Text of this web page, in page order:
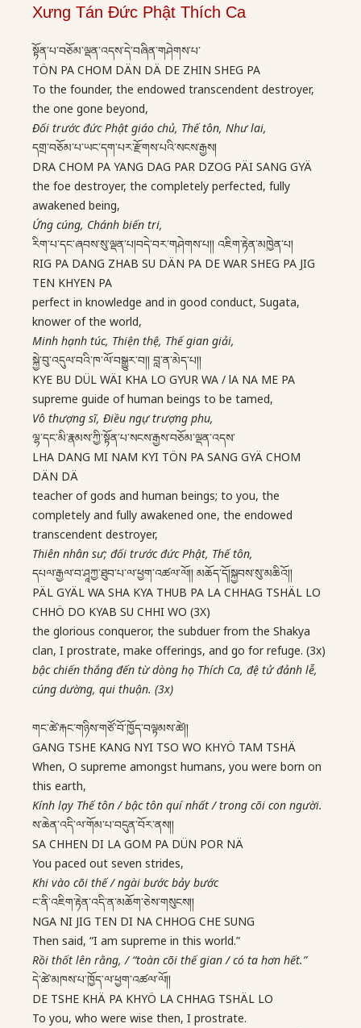
Xưng Tán Đức Phật Thích Ca
སྟོན་པ་བཅོམ་ལྡན་འདས་དེ་བཞིན་གཤེགས་པ་
TÖN PA CHOM DÄN DÄ DE ZHIN SHEG PA
To the founder, the endowed transcendent destroyer,
the one gone beyond,
Đối trước đức Phật giáo chủ, Thế tôn, Như lai,
དགྲ་བཅོམ་པ་ཡང་དག་པར་རྫོགས་པའི་སངས་རྒྱས།
DRA CHOM PA YANG DAG PAR DZOG PÄI SANG GYÄ
the foe destroyer, the completely perfected, fully
awakened being,
Ứng cúng, Chánh biến tri,
རིག་པ་དང་ཞབས་སུ་ལྡན་པ།བདེ་བར་གཤེགས་པ།། འཇིག་རྟེན་མཁྱེན་པ།
RIG PA DANG ZHAB SU DÄN PA DE WAR SHEG PA JIG
TEN KHYEN PA
perfect in knowledge and in good conduct, Sugata,
knower of the world,
Minh hạnh túc, Thiện thệ, Thế gian giải,
སྐྱེ་བུ་འདུལ་བའི་ཁ་ལོ་བསྒྱུར་བ།། བླ་ན་མེད་པ།།
KYE BU DÜL WÄI KHA LO GYUR WA / lA NA ME PA
supreme guide of human beings to be tamed,
Vô thượng sĩ, Điều ngự trượng phu,
ལྷ་དང་མི་རྣམས་ཀྱི་སྟོན་པ་སངས་རྒྱས་བཅོམ་ལྡན་འདས་
LHA DANG MI NAM KYI TÖN PA SANG GYÄ CHOM
DÄN DÄ
teacher of gods and human beings; to you, the
completely and fully awakened one, the endowed
transcendent destroyer,
Thiên nhân sư; đối trước đức Phật, Thế tôn,
དཔལ་རྒྱལ་བ་ཤཱཀྱ་ཐུབ་པ་ལ་ཕྱག་འཚལ་ལོ།། མཆོད་དོ།སྐྱབས་སུ་མཆིའོ།།
PÄL GYÄL WA SHA KYA THUB PA LA CHHAG TSHÄL LO
CHHÖ DO KYAB SU CHHI WO (3X)
the glorious conqueror, the subduer from the Shakya
clan, I prostrate, make offerings, and go for refuge. (3x)
bậc chiến thắng đến từ dòng họ Thích Ca, đệ tử đảnh lễ,
cúng dường, qui thuận. (3x)
གང་ཚེ་རྐང་གཉིས་གཙོ་བོ་ཁྱོད་བལྟམས་ཚེ།།
GANG TSHE KANG NYI TSO WO KHYÖ TAM TSHÄ
When, O supreme amongst humans, you were born on
this earth,
Kính lạy Thế tôn / bậc tôn quí nhất / trong cõi con người.
ས་ཆེན་འདི་ལ་གོམ་པ་བདུན་བོར་ནས།།
SA CHHEN DI LA GOM PA DÜN POR NÄ
You paced out seven strides,
Khi vào cõi thế / ngài bước bảy bước
ང་ནི་འཇིག་རྟེན་འདི་ན་མཆོག་ཅེས་གསུངས།།
NGA NI JIG TEN DI NA CHHOG CHE SUNG
Then said, “I am supreme in this world.”
Rồi thốt lên rằng, / “toàn cõi thế gian / có ta hơn hết.”
དེ་ཚེ་མཁས་པ་ཁྱོད་ལ་ཕྱག་འཚལ་ལོ།།
DE TSHE KHÄ PA KHYÖ LA CHHAG TSHÄL LO
To you, who were wise then, I prostrate.